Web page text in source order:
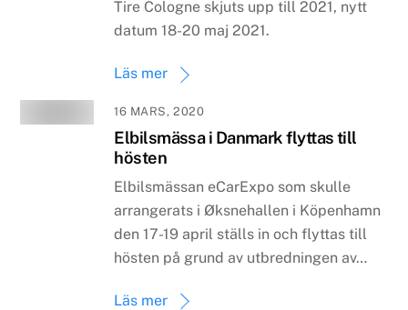
Tire Cologne skjuts upp till 2021, nytt
datum 18-20 maj 2021.
Läs mer
16 MARS, 2020
Elbilsmässa i Danmark flyttas till
hösten
Elbilsmässan eCarExpo som skulle
arrangerats i Øksnehallen i Köpenhamn
den 17-19 april ställs in och flyttas till
hösten på grund av utbredningen av…
Läs mer